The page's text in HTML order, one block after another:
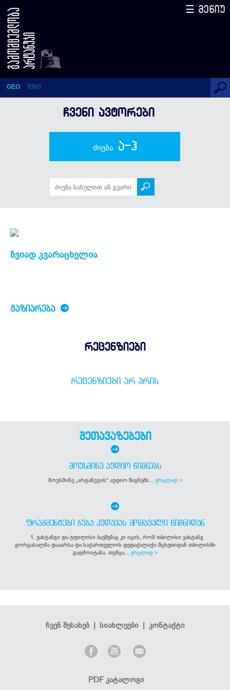
ზვიად კვარაცხელია
GEO ENG
☰ მენიუ
ᲩᲕᲔᲜᲘ ᲐᲕᲢᲝᲠᲔᲑᲘ
ძიება ა-ჰ
ზვიად კვარაცხელია
ᲒᲐᲖᲘᲐᲠᲔᲑᲐ
რეცენზიები
ᲠᲔᲪᲔᲜᲖᲘᲔᲑᲘ ᲐᲠ ᲐᲠᲘᲡ
შეთავაზებები
ᲛᲝᲣᲡᲛᲘᲜᲔ ᲐᲣᲓᲘᲝ ᲬᲘᲒᲜᲔᲑᲡ
მოუსმინე „არტანუჯის“ აუდიო წიგნებს... ვრცლად >
ᲤᲠᲐᲒᲛᲔᲜᲢᲔᲑᲘ ᲑᲣᲑᲐ ᲙᲣᲓᲐᲕᲐᲡ ᲛᲝᲛᲐᲕᲐᲚᲘ ᲬᲘᲒᲜᲘᲓᲐᲜ
1. ვახტანგი და ტფილისი ბავშვმაც კი იცის, რომ თბილისი ვახტანგ
გორგასალმა დააარსა და საქართველოს დედაქალაქი მცხეთიდან თბილისში
გადმოიტანა. თუმცა... ვრცლად >
ჩვენ შესახებ| სიახლეები| კონტაქტი
PDF კატალოგი